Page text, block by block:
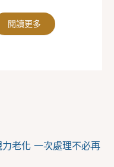
閱讀更多
老化 一次處理不必再